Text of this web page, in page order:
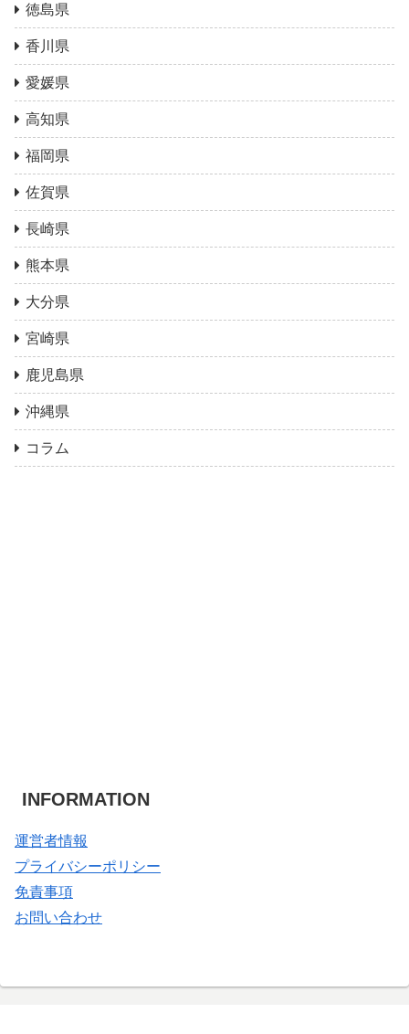
徳島県
香川県
愛媛県
高知県
福岡県
佐賀県
長崎県
熊本県
大分県
宮崎県
鹿児島県
沖縄県
コラム
INFORMATION
運営者情報
プライバシーポリシー
免責事項
お問い合わせ